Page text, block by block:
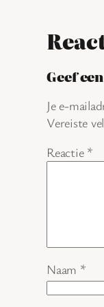
Geef
Je e-
Vereiste
Reactie *
Naam *